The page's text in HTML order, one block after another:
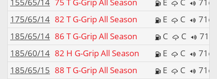
155/65/14 75 T G-Grip All Season E C
175/65/14 82 T G-Grip All Season E C
185/65/14 86 T G-Grip All Season C C
185/60/14 82 H G-Grip All Season E C
185/65/15 88 T G-Grip All Season E C